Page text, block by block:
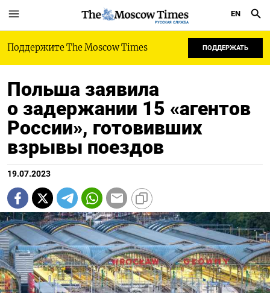
РУССКАЯ СЛУЖБА
EN
Поддержите The Moscow Times ПОДДЕРЖАТЬ
Польша заявила
о задержании 15 «агентов
России», готовивших
взрывы поездов
19.07.2023